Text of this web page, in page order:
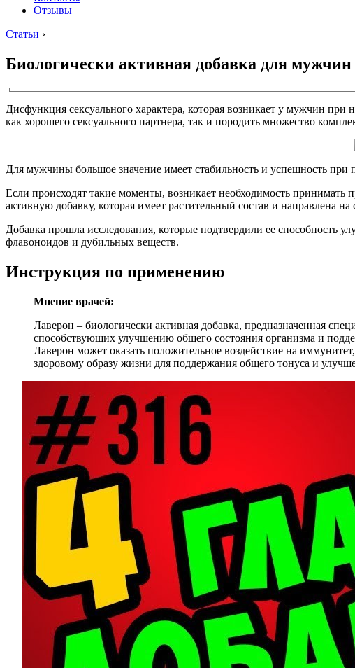
Отзывы
Статьи ›
Биологически активная добавка для
Дисфункция сексуального характера, которая возникает у мужчин
как хорошего сексуального партнера, так и породить множество
Для мужчины большое значение имеет стабильность и успешность
Если происходят такие моменты, возникает необходимость
активную добавку, которая имеет растительный состав и направлена
Добавка прошла исследования, которые подтвердили ее способность
флавоноидов и дубильных веществ.
Инструкция по применению
Мнение врачей:
Лаверон – биологически активная добавка, предназначенная
способствующих улучшению общего состояния организма и
Лаверон может оказать положительное воздействие на
здоровому образу жизни для поддержания общего тонуса и